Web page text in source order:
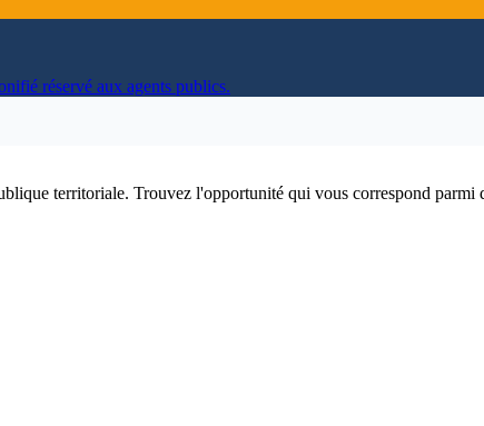
réservé aux agents publics.
territoriale. Trouvez l'opportunité qui vous correspond parmi